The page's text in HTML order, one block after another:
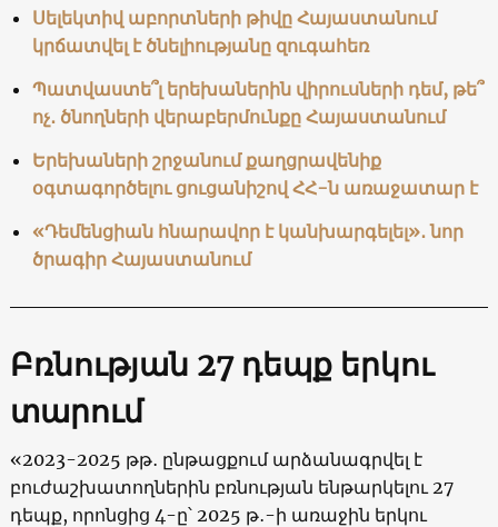
Սելեկտիվ աբորտների թիվը Հայաստանում
կրճատվել է ծնելիությանը զուգահեռ
Պատվաստե՞լ երեխաներին վիրուսների դեմ, թե՞
ոչ․ ծնողների վերաբերմունքը Հայաստանում
Երեխաների շրջանում քաղցրավենիք
օգտագործելու ցուցանիշով ՀՀ-ն առաջատար է
«Դեմենցիան հնարավոր է կանխարգելել»․ նոր
ծրագիր Հայաստանում
Բռնության 27 դեպք երկու
տարում
«2023-2025 թթ․ ընթացքում արձանագրվել է
բուժաշխատողներին բռնության ենթարկելու 27
դեպք, որոնցից 4-ը՝ 2025 թ․-ի առաջին երկու